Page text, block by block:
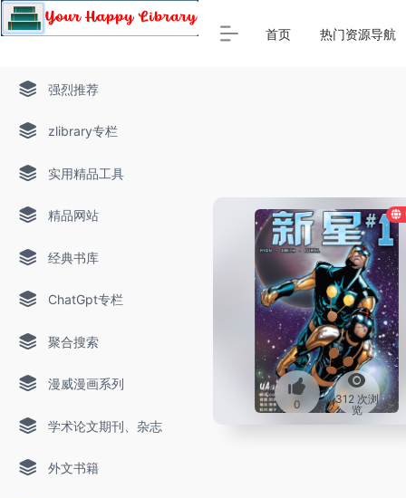
Warning: Array to string conversion in/www/thinkdoc/
强烈推荐
zlibrary专栏
实用精品工具
精品网站
经典书库
ChatGpt专栏
聚合搜索
漫威漫画系列
学术论文期刊、杂志
外文书籍
首页 热门资源导航
0
312 次浏
览